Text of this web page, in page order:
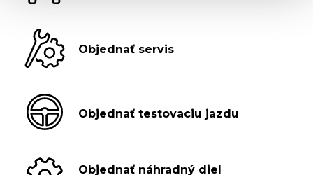
Objednať servis
Objednať testovaciu jazdu
Objednať náhradný diel